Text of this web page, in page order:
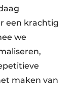
een krachtig
we
maken van